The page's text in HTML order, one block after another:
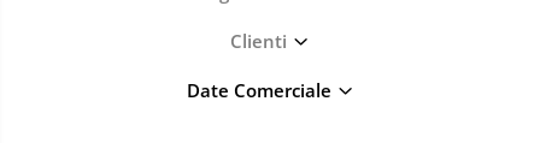
Clienti
Date Comerciale